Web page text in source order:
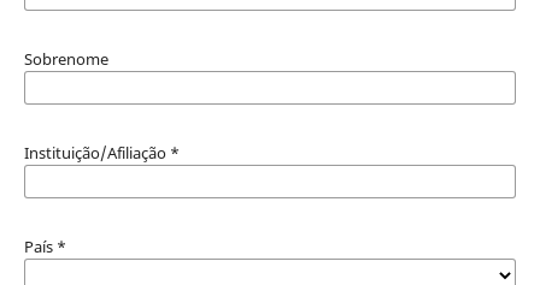
Sobrenome
Instituição/Afiliação *
País *